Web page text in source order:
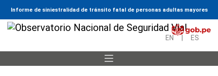
Informe de siniestralidad de tránsito fatal de personas adultas mayores
EN ES